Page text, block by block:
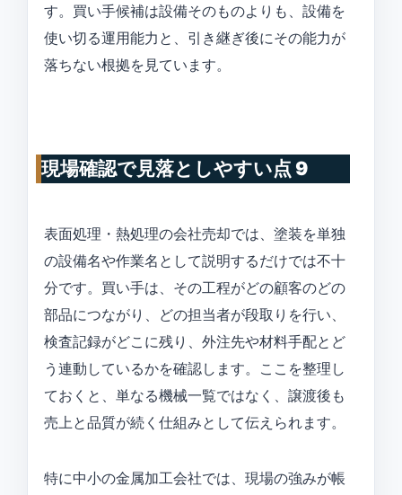
す。買い手候補は設備そのものよりも、設備を
使い切る運用能力と、引き継ぎ後にその能力が
落ちない根拠を見ています。
現場確認で見落としやすい点 9
表面処理・熱処理の会社売却では、塗装を単独
の設備名や作業名として説明するだけでは不十
分です。買い手は、その工程がどの顧客のどの
部品につながり、どの担当者が段取りを行い、
検査記録がどこに残り、外注先や材料手配とど
う連動しているかを確認します。ここを整理し
ておくと、単なる機械一覧ではなく、譲渡後も
売上と品質が続く仕組みとして伝えられます。
特に中小の金属加工会社では、現場の強みが帳